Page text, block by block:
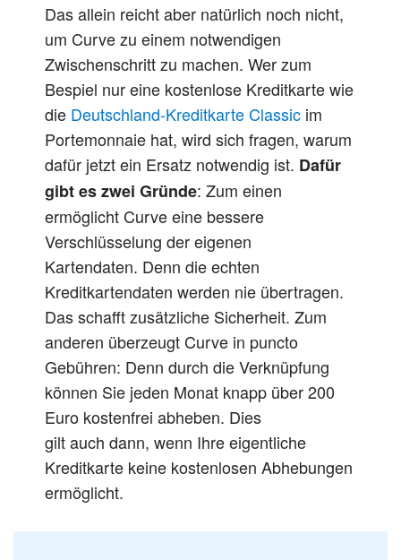
Dasallein reichtaber natürlich noch nicht,
um Curve zu einem notwendigen
Zwischenschritt zu machen. Wer zum
Bespiel nureine kostenlose Kreditkarte wie
die Deutschland-Kreditkarte Classic im
Portemonnaie hat, wird sich fragen, warum
dafür jetzt ein Ersatz notwendig ist. Dafür
gibt es zwei Gründe: Zum einen
ermöglicht Curve eine bessere
Verschlüsselung der eigenen
Kartendaten. Denn die echten
Kreditkartendaten werden nie übertragen.
Das schafft zusätzliche Sicherheit. Zum
anderen überzeugt Curve in puncto
Gebühren: Denn durch die Verknüpfung
können Sie jeden Monat knapp über 200
Euro kostenfrei abheben. Dies
giltauch dann, wenn Ihre eigentliche
Kreditkarte keine kostenlosen Abhebungen
ermöglicht.